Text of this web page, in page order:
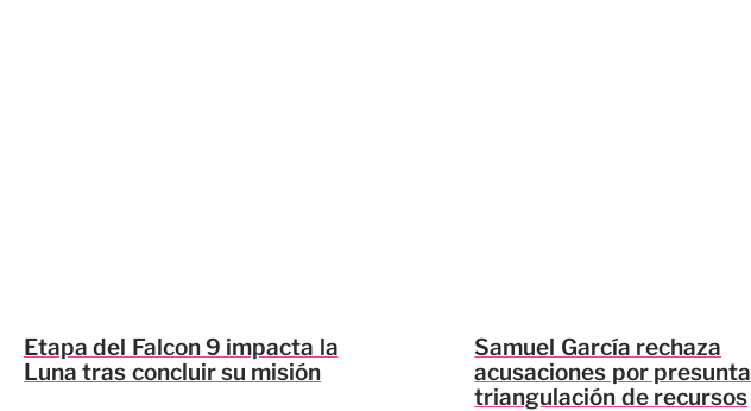
Etapa del Falcon 9 impacta la
Luna tras concluir su misión
Samuel García rechaza
acusaciones por presunta
triangulación de recursos